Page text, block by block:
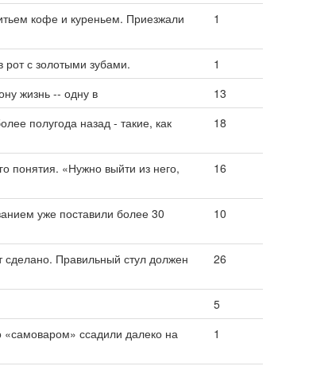
кофе и куреньем. Приезжали
1
рот с золотыми зубами.
1
жизнь -- одну в
13
полугода назад - такие, как
18
понятия. «Нужно выйти из него,
16
уже поставили более 30
10
сделано. Правильный стул должен
26
5
ссадили далеко на
1